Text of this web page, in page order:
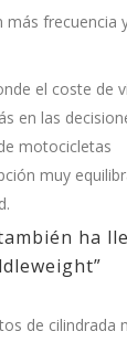
frecuencia
el coste de
en las
motocicletas
muy
ha
de cilindrada